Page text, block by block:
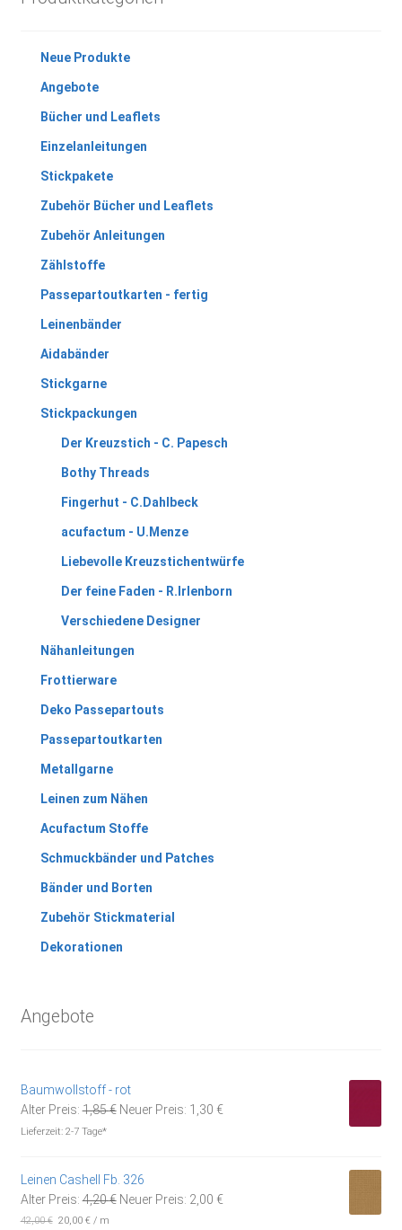
Neue Produkte
Angebote
Bücher und Leaflets
Einzelanleitungen
Stickpakete
Zubehör Bücher und Leaflets
Zubehör Anleitungen
Zählstoffe
Passepartoutkarten - fertig
Leinenbänder
Aidabänder
Stickgarne
Stickpackungen
Der Kreuzstich - C. Papesch
Bothy Threads
Fingerhut - C.Dahlbeck
acufactum - U.Menze
Liebevolle Kreuzstichentwürfe
Der feine Faden - R.Irlenborn
Verschiedene Designer
Nähanleitungen
Frottierware
Deko Passepartouts
Passepartoutkarten
Metallgarne
Leinen zum Nähen
Acufactum Stoffe
Schmuckbänder und Patches
Bänder und Borten
Zubehör Stickmaterial
Dekorationen
Angebote
Baumwollstoff - rot
Alter Preis: 1,85€ Ursprünglicher
Neuer Preis: 1,30 €Aktueller
Lieferzeit: 2-7 Tage*
Leinen Cashell Fb. 326
Alter Preis: 4,20€ Ursprünglicher
Neuer Preis: 2,00 €Aktueller
42,00€ 20,00€ / m